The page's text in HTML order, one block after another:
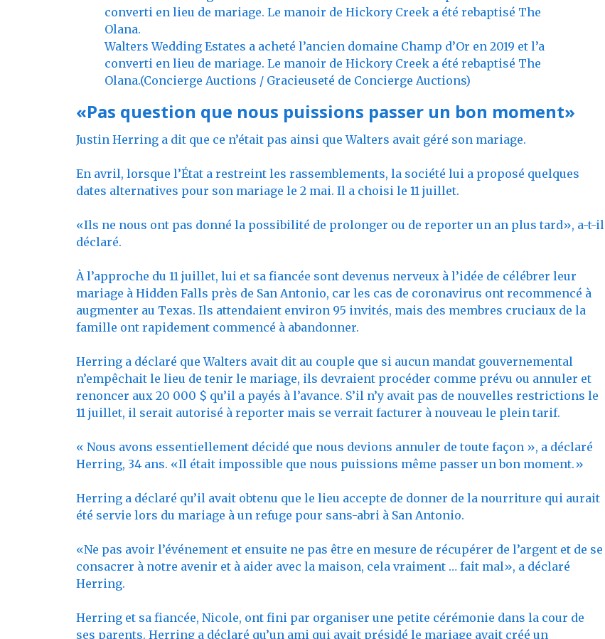
Walters Wedding Estates a acheté l’ancien domaine Champ d’Or en 2019 et l’a
converti en lieu de mariage. Le manoir de Hickory Creek a été rebaptisé The
Olana.(Concierge Auctions / Gracieuseté de Concierge Auctions)
«Pas question que nous puissions passer un bon moment»
Justin Herring a dit que ce n’était pas ainsi que Walters avait géré son mariage.
En avril, lorsque l’État a restreint les rassemblements, la société lui a proposé quelques
dates alternatives pour son mariage le 2 mai. Il a choisi le 11 juillet.
«Ils ne nous ont pas donné la possibilité de prolonger ou de reporter un an plus tard», a-t-il
déclaré.
À l’approche du 11 juillet, lui et sa fiancée sont devenus nerveux à l’idée de célébrer leur
mariage à Hidden Falls près de San Antonio, car les cas de coronavirus ont recommencé à
augmenter au Texas. Ils attendaient environ 95 invités, mais des membres cruciaux de la
famille ont rapidement commencé à abandonner.
Herring a déclaré que Walters avait dit au couple que si aucun mandat gouvernemental
n’empêchait le lieu de tenir le mariage, ils devraient procéder comme prévu ou annuler et
renoncer aux 20 000 $ qu’il a payés à l’avance. S’il n’y avait pas de nouvelles restrictions le
11 juillet, il serait autorisé à reporter mais se verrait facturer à nouveau le plein tarif.
« Nous avons essentiellement décidé que nous devions annuler de toute façon », a déclaré
Herring, 34 ans. «Il était impossible que nous puissions même passer un bon moment.»
Herring a déclaré qu’il avait obtenu que le lieu accepte de donner de la nourriture qui aurait
été servie lors du mariage à un refuge pour sans-abri à San Antonio.
«Ne pas avoir l’événement et ensuite ne pas être en mesure de récupérer de l’argent et de se
consacrer à notre avenir et à aider avec la maison, cela vraiment … fait mal», a déclaré
Herring.
Herring et sa fiancée, Nicole, ont fini par organiser une petite cérémonie dans la cour de
ses parents. Herring a déclaré qu’un ami qui avait présidé le mariage avait créé un